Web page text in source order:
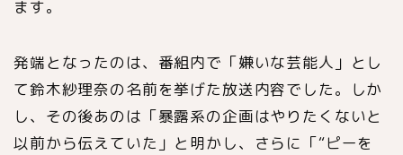
ます。
発端となったのは、番組内で「嫌いな芸能人」とし
て鈴木紗理奈の名前を挙げた放送内容でした。しか
し、その後あのは「暴露系の企画はやりたくないと
以前から伝えていた」と明かし、さらに「“ピーを